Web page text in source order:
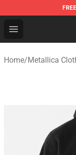
FREE
Open menu
Metallica
Home/Metallica